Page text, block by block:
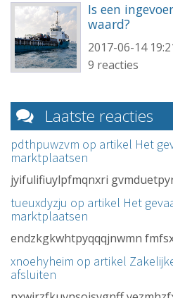
Is een
waard?
2017-06-14
9 reacties
Laatste reacties
pdthpuwzvm op artikel Het
marktplaatsen
jyifulifiuylpfmqnxri
tueuxdyzju op artikel Het
marktplaatsen
endzkgkwhtpyqqqjnwmn
xnoehyheim op artikel
afsluiten